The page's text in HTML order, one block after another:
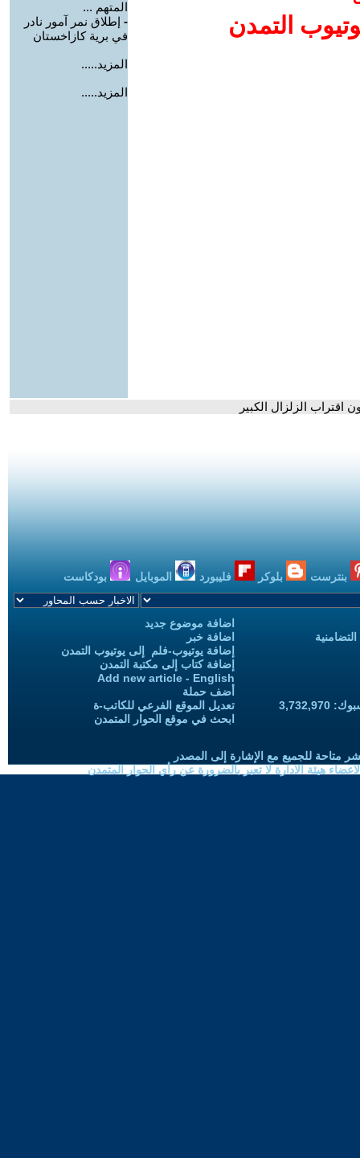
التمدن
المتهم ...
- إطلاق نمر آمور نادر
في برية كازاخستان
المزيد.....
المزيد.....
بنترست بلوكر فليبورد الموبايل بودكاست
اضافة موضوع جديد
اضافة خبر
إضافة يوتيوب-فلم إلى يوتيوب التمدن
إضافة كتاب إلى مكتبة التمدن
Add new article - English
أضف حملة
تعديل الموقع الفرعي للكاتب-ة
ابحث في موقع الحوار المتمدن
متاحة للجميع مع الإشارة إلى المصدر
هيئة الادارة لا تعبر بالضرورة عن رأي الحوار المتمدن